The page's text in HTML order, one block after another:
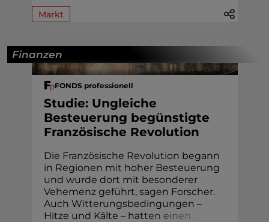
Markt
Finanzen
FONDS professionell
Studie: Ungleiche
Besteuerung begünstigte
Französische Revolution
Die Französische Revolution begann
in Regionen mit hoher Besteuerung
und wurde dort mit besonderer
Vehemenz geführt, sagen Forscher.
Auch Witterungsbedingungen –
Hitze und Kälte – hatten einen